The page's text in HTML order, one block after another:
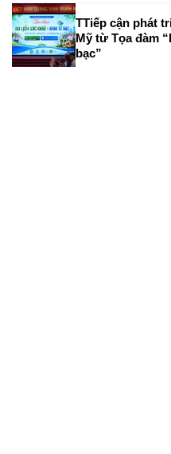
TTiếp cận phát
Mỹ từ Tọa đàm
bạc”